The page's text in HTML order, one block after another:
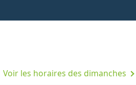
Voir les horaires des dimanches